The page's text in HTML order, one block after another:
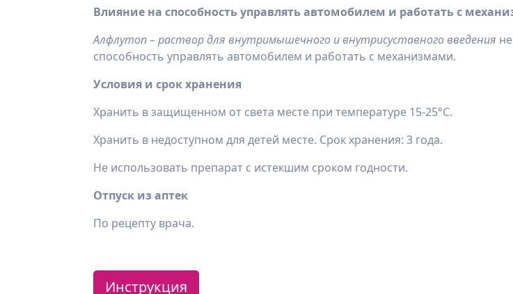
Влияние на способность управлять автомобилем и работать с
Алфлутоп– раствор для внутримышечного и внутрисуставного введения
способность управлять автомобилем и работать с механизмами.
Условия и срок хранения
Хранить в защищенном от света месте при температуре 15-25°С.
Хранить в недоступном для детей месте. Срок хранения: 3 года.
Не использовать препарат с истекшим сроком годности.
Отпуск из аптек
По рецепту врача.
Инструкция